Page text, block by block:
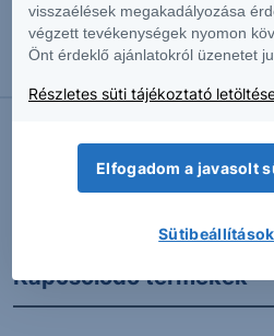
2026.08.06. 10:39
További Erste
Kapcsolódó termékek
visszaélések megakadályozása
végzett tevékenységek nyomon
Önt érdeklő ajánlatokról üzenetet
Részletes süti tájékoztató
Elfogadom a javasolt